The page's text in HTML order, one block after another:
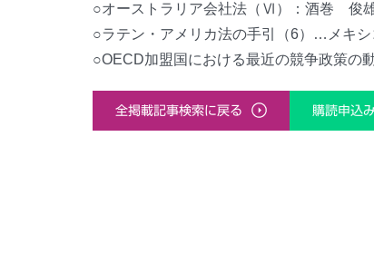
○オーストラリア会社法（Ⅵ）：酒巻 俊
○ラテン・アメリカ法の手引（6）…メキ
○OECD加盟国における最近の競争政策
全掲載記事検索に戻る 購読申込